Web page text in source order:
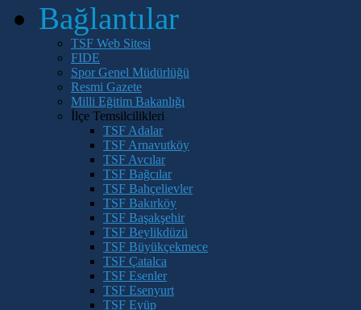
Bağlantılar
TSF Web Sitesi
FIDE
Spor Genel Müdürlüğü
Resmi Gazete
Milli Eğitim Bakanlığı
İlçe Temsilcilikleri
TSF Adalar
TSF Arnavutköy
TSF Avcılar
TSF Bağcılar
TSF Bahçelievler
TSF Bakırköy
TSF Başakşehir
TSF Beylikdüzü
TSF Büyükçekmece
TSF Çatalca
TSF Esenler
TSF Esenyurt
TSF Eyüp